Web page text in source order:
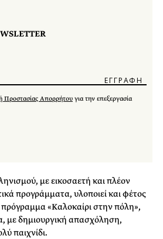
Προστασίας Απορρήτου για την επεξεργασία
με εικοσαετή και πλέον
προγράμματα, υλοποιεί και φέτος
πρόγραμμα «Καλοκαίρι στην πόλη»,
με δημιουργική απασχόληση,
παιχνίδι.